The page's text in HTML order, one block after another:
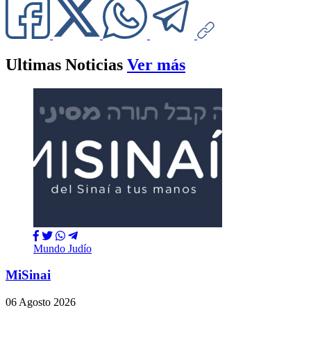
Ultimas Noticias Ver más
Mundo Judío
MiSinai
06 Agosto 2026